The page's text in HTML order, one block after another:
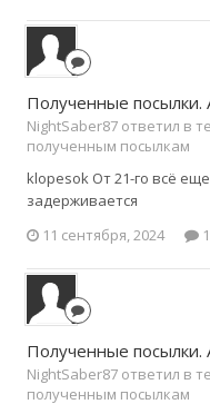
Полученные посылки.
NightSaber87 ответил в
полученным посылкам
klopesok От 21-го всё
задерживается
11 сентября, 2024
Полученные посылки.
NightSaber87 ответил в
полученным посылкам